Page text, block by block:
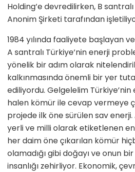
Holding’e devredilirken, B
Anonim Şirketi tarafından
1984 yılında faaliyete başlayan
A santralı Türkiye’nin enerji
yönelik bir adım olarak
kalkınmasında önemli bir yer
ediliyordu. Gelgelelim
halen kömür ile cevap vermeye
projede ilk öne sürülen sav
yerli ve milli olarak etiketlenen
her daim öne çıkarılan kömür
olamadığı gibi doğayı ve onun
insanlığı zehirliyor. Ekonomik,